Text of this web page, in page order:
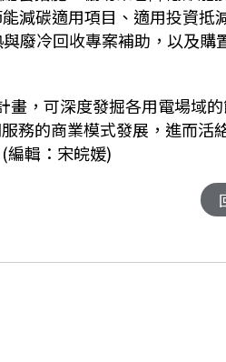
減碳適用項目、適用投資抵
廢冷回收專案補助，以及購
，可深度發掘各用電場域
務的商業模式發展，進而活
編輯：宋皖媛)